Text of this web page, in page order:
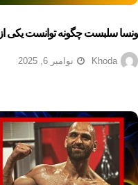
ونسا سلبست چگونه توانست یکی از 10 پوکر باز برتر جهان
Khoda نوامبر 6, 2025